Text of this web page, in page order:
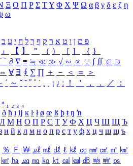
Ξ Ο Π Ρ Σ ΤΥ Φ Χ Ψ Ω α β γ δ ε ζ η
ω
פ ם ן ו ט א ר ק ף ך ל ח י ע כ
』 【 】 ＂ （ ） ［ ］ ｛ ｝
⌒ ∂ ∇ ≡ ≒ ≪ ≫ √ ∽ ∝ ∵ ∫ ∬ ∈ ∋
⇔ ∀ ∃ ∮ ∑ ∏ ＋ － ＜ ＝
＞
´ ～ ˇ ˘ ˝ ˚ ˙ ¸ ¡ ¿ ː ！ ＇ ， ． ／
：
ⁿ ₁ ₂ ₃ ₄
ð ħ ı ĳ ĸ ŀ ł ø œ ß þ ŧ ŋ ŉ
Л М Н О П Р С Т У Ф Х Ц Ч Ш Щ Ъ
и й к л м н о п р с т у ф х ц ч ш щ ъ
％ Ｆ ￦ ㎕ ㎖ ㎗ ℓ ㎘ ㏄ ㎣ ㎤ ㎥ ㎦
㎢ ㏊ ㎍ ㎎ ㎏ ㏏ ㎈ ㎉ ㏈ ㎧ ㎨ ㎰